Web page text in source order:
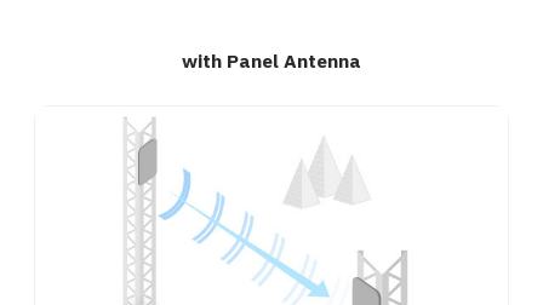
with Panel Antenna